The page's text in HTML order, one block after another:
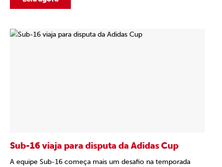
Sub-16 viaja para disputa da Adidas Cup
A equipe Sub-16 começa mais um desafio na temporada